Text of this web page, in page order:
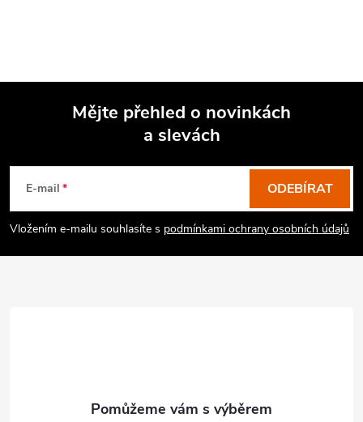
Mějte přehled o novinkách
a slevách
E-mail
Vložením e-mailu souhlasíte s podmínkami ochrany osobních údajů
ODEBÍRAT